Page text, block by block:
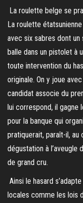
La roulette belge se
La roulette
avec six sabres dont un
balle dans un pistolet à
toute intervention du
originale. On y joue
candidat associe du
lui correspond, il gagne
pour la banque qui
pratiquerait, paraît-il, au
dégustation à
de grand cru.
Ainsi le hasard
locales comme les lois